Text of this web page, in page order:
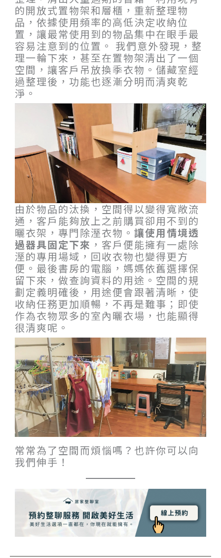
的開放式置物架和層櫃，重新整理物
品，依據使用頻率的高低決定收納位
置，讓最常使用到的物品集中在眼手最
容易注意到的位置。 我們意外發現，整
理一輪下來，甚至在置物架清出了一個
空間，讓客戶吊放換季衣物。儲藏室經
過整理後，功能也逐漸分明而清爽乾
淨。
由於物品的汰換，空間得以變得寬敞流
通，客戶能夠放上之前購買卻用不到的
曬衣架，專門除溼衣物。 讓使用情境透
過器具固定下來 ，客戶便能擁有一處除
溼的專用場域，回收衣物也變得更方
便。最後書房的電腦，媽媽依舊選擇保
留下來，做查詢資料的用途。空間的規
劃定義明確後，用途便會跟著清晰，使
收納任務更加順暢，不再是難事；即使
作為衣物眾多的室內曬衣場，也能顯得
很清爽呢。
常常為了空間而煩惱嗎？也許你可以向
我們伸手！